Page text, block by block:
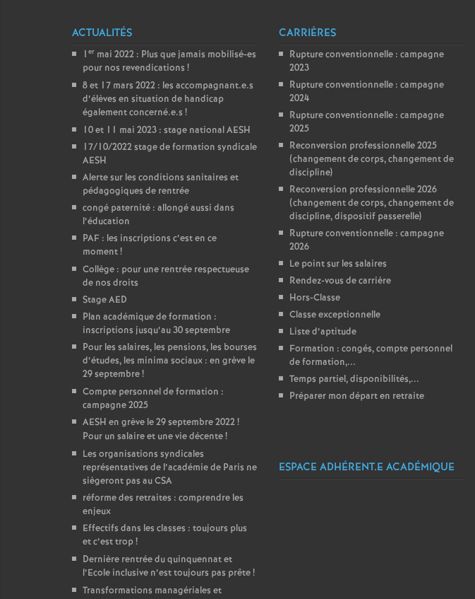
ACTUALITÉS
1 er mai 2022 : Plus que jamais mobilisé-es
pour nos revendications !
8 et 17 mars 2022 : les accompagnant.e.s
d’élèves en situation de handicap
également concerné.e.s !
10 et 11 mai 2023 : stage national AESH
17/10/2022 stage de formation syndicale
AESH
Alerte sur les conditions sanitaires et
pédagogiques de rentrée
congé paternité : allongé aussi dans
l’éducation
PAF : les inscriptions c’est en ce
moment!
Collège : pour une rentrée respectueuse
de nos droits
Stage AED
Plan académique de formation :
inscriptions jusqu’au 30 septembre
Pour les salaires, les pensions, les bourses
d’études, les minima sociaux : en grève le
29 septembre!
Compte personnel de formation :
campagne 2025
AESH en grève le 29 septembre 2022!
Pour un salaire et une vie décente!
Les organisations syndicales
représentatives de l’académie de Paris ne
siègeront pas au CSA
réforme des retraites : comprendre les
enjeux
Effectifs dans les classes : toujours plus
et c’est trop!
Dernière rentrée du quinquennat et
l’Ecole inclusive n’est toujours pas prête!
Transformations managériales et
CARRIÈRES
Rupture conventionnelle : campagne
2023
Rupture conventionnelle : campagne
2024
Rupture conventionnelle : campagne
2025
Reconversion professionnelle 2025
(changement de corps, changement de
discipline)
Reconversion professionnelle 2026
(changement de corps, changement de
discipline, dispositif passerelle)
Rupture conventionnelle : campagne
2026
Le point sur les salaires
Rendez-vous de carrière
Hors-Classe
Classe exceptionnelle
Liste d’aptitude
Formation : congés, compte personnel
de formation,...
Temps partiel, disponibilités,...
Préparer mon départ en retraite
ESPACE ADHÉRENT.E ACADÉMIQUE